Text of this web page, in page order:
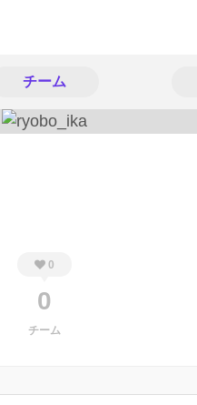
チーム
0
0
チーム